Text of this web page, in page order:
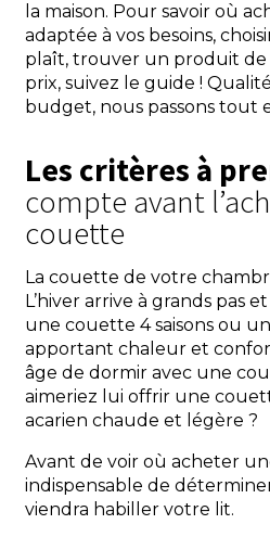
la maison. Pour savoir où
adaptée à vos besoins,
plaît, trouver un produit
prix, suivez le guide !
budget, nous passons tout
Les critères à
compte avant
couette
La couette de votre
L’hiver arrive à grands pas
une couette 4 saisons ou
apportant chaleur et
âge de dormir avec une
aimeriez lui offrir une
acarien chaude et légère ?
Avant de voir où acheter
indispensable de
viendra habiller votre lit.